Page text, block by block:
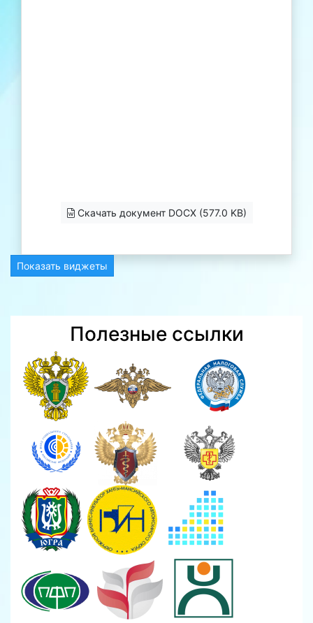
Скачать документ DOCX (577.0 KB)
Показать виджеты
Полезные ссылки